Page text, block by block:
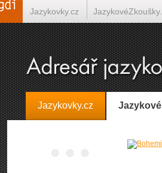
Jazykovky.cz
Jazykovky.cz
Španělština on-line Italština